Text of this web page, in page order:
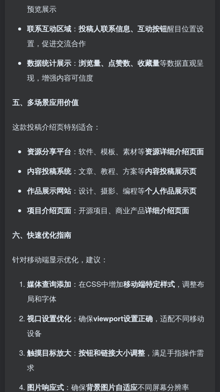
预览展示
联系互动区域 ： 投稿人联系信息、互动按钮醒目位置设
置，促进交流合作
数据统计展示 ： 浏览量、点赞数、收藏量等数据直观呈
现，增强内容可信度
五、多场景应用价值
这款投稿介绍页特别适合：
资源分享平台 ：软件、模板、素材等资源详细介绍页面
内容投稿系统：文章、教程、方案等内容投稿展示页
作品展示网站：设计、摄影、编程等个人作品展示页
项目介绍页面 ：开源项目、商业产品详细介绍页面
六、快速优化指南
针对移动端显示优化，建议：
媒体查询添加 ：在CSS中增加移动端特定样式 ，调整布
局和字体
视口设置优化：确保viewport设置正确 ，适配不同移动
设备
触摸目标放大 ： 按钮和链接大小调整 ，满足手指操作需
求
图片响应式 ：确保背景图片自适应不同屏幕分辨率